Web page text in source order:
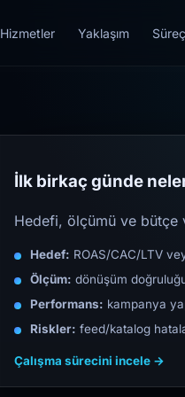
Hizmetler Yaklaşım Süreç
İlk birkaç günde
Hedefi, ölçümü ve bütçe
Hedef: ROAS/CAC/LTV
Ölçüm: dönüşüm
Performans: kampanya
Riskler: feed/katalog
Çalışma sürecini incele →